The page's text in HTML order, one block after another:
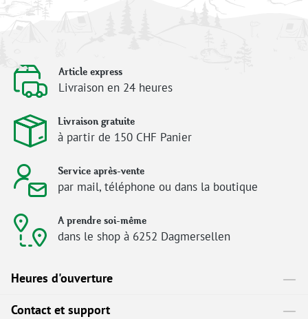
Article express
Livraison en 24 heures
Livraison gratuite
à partir de 150 CHF Panier
Service après-vente
par mail, téléphone ou dans la boutique
A prendre soi-même
dans le shop à 6252 Dagmersellen
Heures d'ouverture
Contact et support